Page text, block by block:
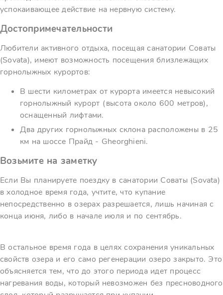
успокаивающее действие на нервную систему.
Достопримечательности
Любители активного отдыха, посещая санатории Соваты
(Sovata), имеют возможность посещения близлежащих
горнолыжных курортов:
В шести километрах от курорта имеется невысокий
горнолыжный курорт (высота около 600 метров),
оснащенный лифтами.
Два других горнолыжных склона расположены в 25
км на шоссе Прайд - Gheorghieni.
Возьмите на заметку
Если Вы планируете поездку в санатории Соваты (Sovata)
в холодное время года, учтите, что купание
непосредственно в озерах разрешается, лишь начиная с
конца июня, либо в начале июля и по сентябрь.
В остальное время года в целях сохранения уникальных
свойств озера и его само регенерации озеро закрыто. Это
объясняется тем, что до этого периода идет процесс
нагревания воды, который невозможен без пресноводного